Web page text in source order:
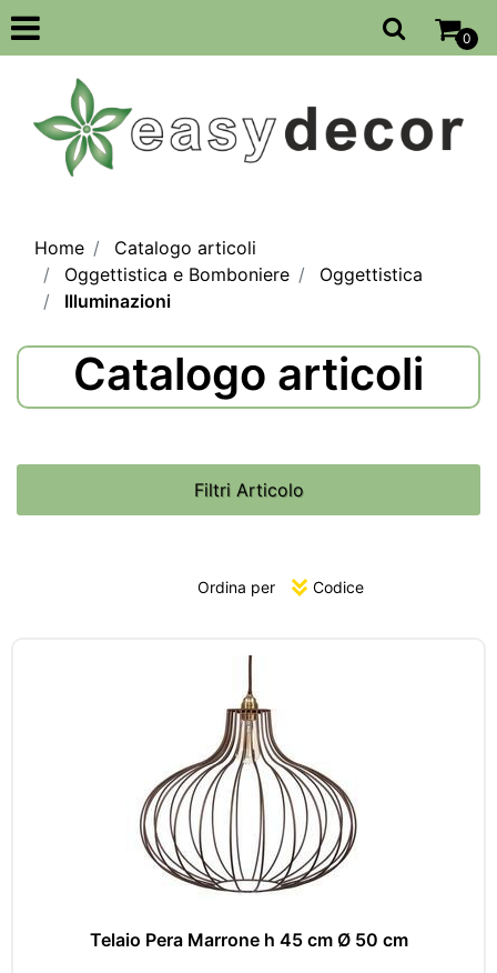
Open
0
Home
Catalogo articoli
Oggettistica e Bomboniere
Oggettistica
Illuminazioni
Catalogo articoli
Filtri Articolo
Ordina per
Telaio Pera Marrone h 45 cm Ø 50 cm